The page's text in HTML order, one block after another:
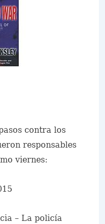
contra los
responsables
viernes:
– La policía